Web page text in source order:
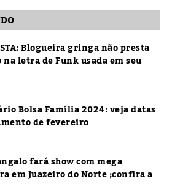
Blogueira gringa não presta
na letra de Funk usada em seu
Bolsa Família 2024: veja datas
de fevereiro
fará show com mega
em Juazeiro do Norte ;confira a